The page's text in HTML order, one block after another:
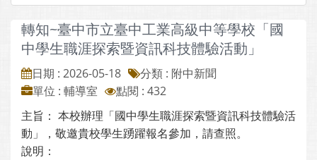
轉知~臺中市立臺中工業高級中等學校「國
中學生職涯探索暨資訊科技體驗活動」
日期 : 2026-05-18
分類 : 附中新聞
單位 : 輔導室
點閱 : 432
主旨： 本校辦理「國中學生職涯探索暨資訊科技體驗活
動」，敬邀貴校學生踴躍報名參加，請查照。
說明：